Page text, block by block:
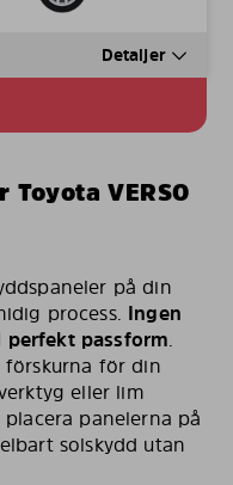
Detaljer
VERSO
på din
process. Ingen
passform.
förskurna för din
eller lim
panelerna på
solskydd utan